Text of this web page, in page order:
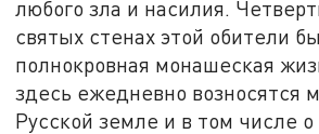
любого зла и насилия.
святых стенах этой обители
полнокровная монашеская
здесь ежедневно возносятся
Русской земле и в том числе